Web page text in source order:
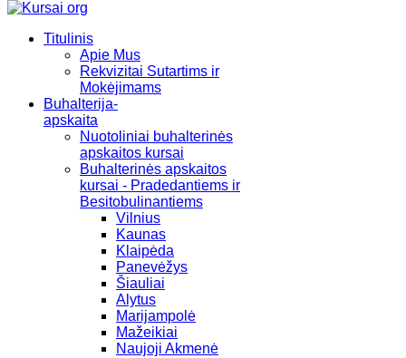
Titulinis
Apie Mus
Rekvizitai Sutartims ir
Mokėjimams
Buhalterija-
apskaita
Nuotoliniai buhalterinės
apskaitos kursai
Buhalterinės apskaitos
kursai - Pradedantiems ir
Besitobulinantiems
Vilnius
Kaunas
Klaipėda
Panevėžys
Šiauliai
Alytus
Marijampolė
Mažeikiai
Naujoji Akmenė